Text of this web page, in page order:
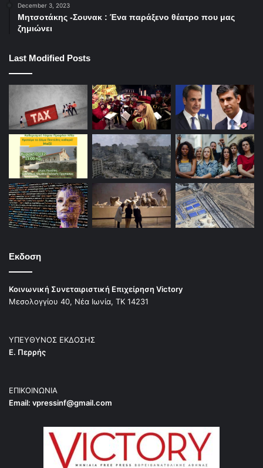
December 3, 2023
Μητσοτάκης -Σουνακ : Ένα παράξενο θέατρο που μας
ζημιώνει
Last Modified Posts
Εκδοση
Κοινωνική Συνεταιριστική Επιχείρηση Victory
Μεσολογγίου 40, Νέα Ιωνία, ΤΚ 14231
ΥΠΕΥΘΥΝΟΣ ΕΚΔΟΣΗΣ
Ε. Περρής
ΕΠΙΚΟΙΝΩΝΙΑ
Email: vpressinf@gmail.com